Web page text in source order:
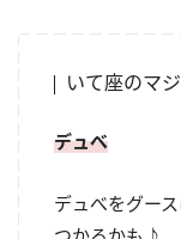
いて座のマ
デュべ
デュべをグー